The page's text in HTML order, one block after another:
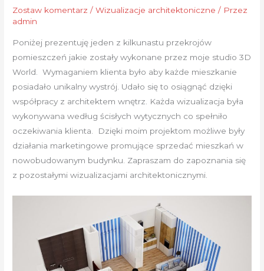
Zostaw komentarz /Wizualizacje architektoniczne / Przez
admin
Poniżej prezentuję jeden z kilkunastu przekrojów
pomieszczeń jakie zostały wykonane przez moje studio 3D
World. Wymaganiem klienta było aby każde mieszkanie
posiadało unikalny wystrój. Udało się to osiągnąć dzięki
współpracy z architektem wnętrz. Każda wizualizacja była
wykonywana według ścisłych wytycznych co spełniło
oczekiwania klienta. Dzięki moim projektom możliwe były
działania marketingowe promujące sprzedać mieszkań w
nowobudowanym budynku. Zapraszam do zapoznania się
z pozostałymi wizualizacjami architektonicznymi.